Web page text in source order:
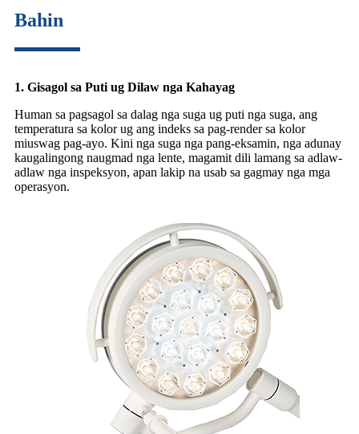
Bahin
1. Gisagol sa Puti ug Dilaw nga Kahayag
Human sa pagsagol sa dalag nga suga ug puti nga suga, ang
temperatura sa kolor ug ang indeks sa pag-render sa kolor
miuswag pag-ayo. Kini nga suga nga pang-eksamin, nga adunay
kaugalingong naugmad nga lente, magamit dili lamang sa adlaw-
adlaw nga inspeksyon, apan lakip na usab sa gagmay nga mga
operasyon.